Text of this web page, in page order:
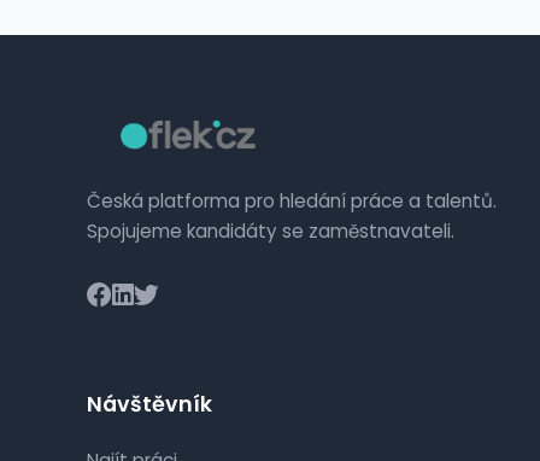
Česká platforma pro hledání práce a talentů.
Spojujeme kandidáty se zaměstnavateli.
Návštěvník